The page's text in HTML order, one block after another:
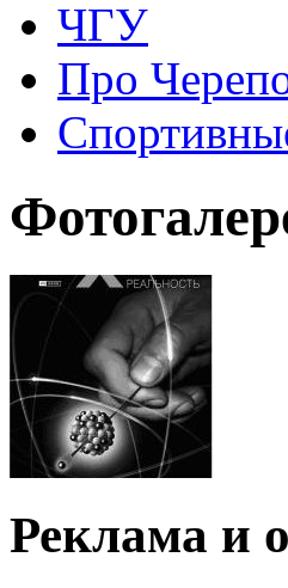
ЧГУ
Про
Реклама и